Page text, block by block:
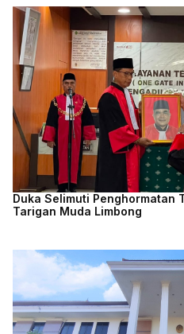
Duka Selimuti Penghormatan
Tarigan Muda Limbong